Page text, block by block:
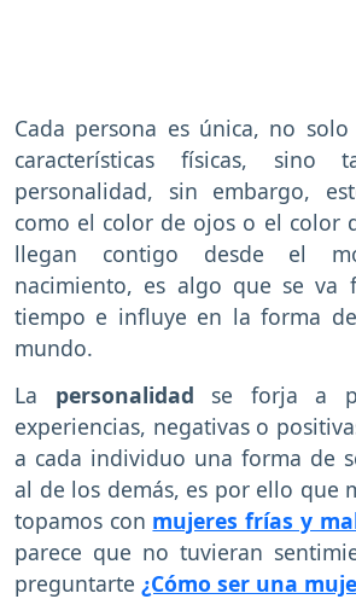
Cada persona es única, no
características físicas, sino
personalidad, sin embargo,
como el color de ojos o el color
llegan contigo desde el
nacimiento, es algo que se va
tiempo e influye en la forma
mundo.
La personalidad se forja a
experiencias, negativas o
a cada individuo una forma de
al de los demás, es por ello que
topamos con mujeres frías y
parece que no tuvieran
preguntarte ¿Cómo ser una